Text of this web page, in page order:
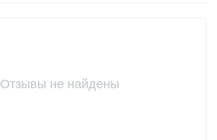
Отзывы не найдены